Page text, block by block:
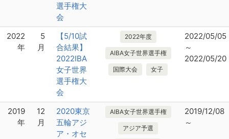
選手権大
会
2022
年
5
月
【5/10試
合結果】
2022IBA
女子世界
選手権大
会
2022年度
AIBA女子世界選手権
国際大会 女子
2022/05/05
～
2022/05/20
2019
年
12
月
2020東京
五輪アジ
ア・オセ
AIBA女子世界選手権
アジア予選
2019/12/08
～